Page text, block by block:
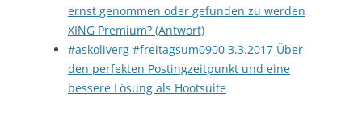
ernst genommen oder gefunden zu werden
XING Premium? (Antwort)
#askoliverg #freitagsum0900 3.3.2017 Über
den perfekten Postingzeitpunkt und eine
bessere Lösung als Hootsuite